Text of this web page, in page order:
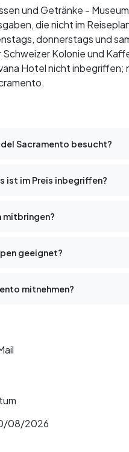
und Getränke -
die nicht im
donnerstags und
Schweizer Kolonie und
Hotel nicht inbegriffen;
Sacramento besucht?
ist im Preis inbegriffen?
mitbringen?
geeignet?
mitnehmen?